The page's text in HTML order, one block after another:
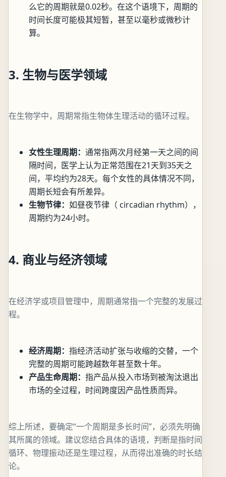
么它的周期就是0.02秒。在这个语境下，周期的
时间长度可能极其短暂，甚至以毫秒或微秒计
算。
3. 生物与医学领域
在生物学中，周期常指生物体生理活动的循环过程。
女性生理周期： 通常指两次月经第一天之间的间
隔时间，医学上认为正常范围在21天到35天之
间，平均约为28天。每个女性的具体情况不同，
周期长短会有所差异。
生物节律： 如昼夜节律（ circadian rhythm），
周期约为24小时。
4. 商业与经济领域
在经济学或项目管理中，周期通常指一个完整的发展过
程。
经济周期： 指经济活动扩张与收缩的交替，一个
完整的周期可能跨越数年甚至数十年。
产品生命周期： 指产品从投入市场到被淘汰退出
市场的全过程，时间跨度因产品性质而异。
综上所述，要确定“一个周期是多长时间”，必须先明确
其所属的领域。建议您结合具体的语境，判断是指时间
循环、物理振动还是生理过程，从而得出准确的时长结
论。